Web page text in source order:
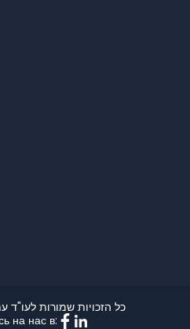
© כל הזכויות שמורות לעו"ד
на нас в: